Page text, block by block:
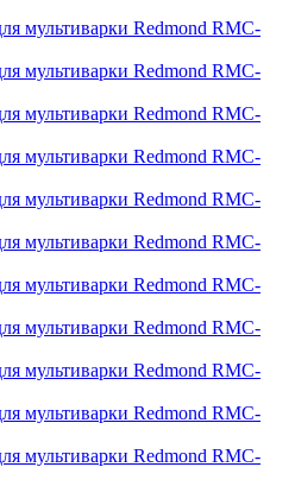
мультиварки Redmond RMC-
мультиварки Redmond RMC-
мультиварки Redmond RMC-
мультиварки Redmond RMC-
мультиварки Redmond RMC-
мультиварки Redmond RMC-
мультиварки Redmond RMC-
мультиварки Redmond RMC-
мультиварки Redmond RMC-
мультиварки Redmond RMC-
мультиварки Redmond RMC-